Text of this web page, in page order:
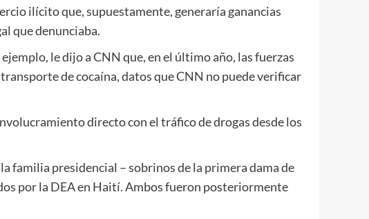
ilícito que, supuestamente, generaría ganancias
que denunciaba.
le dijo a CNN que, en el último año, las fuerzas
de cocaína, datos que CNN no puede verificar
directo con el tráfico de drogas desde los
familia presidencial – sobrinos de la primera dama de
por la DEA en Haití. Ambos fueron posteriormente